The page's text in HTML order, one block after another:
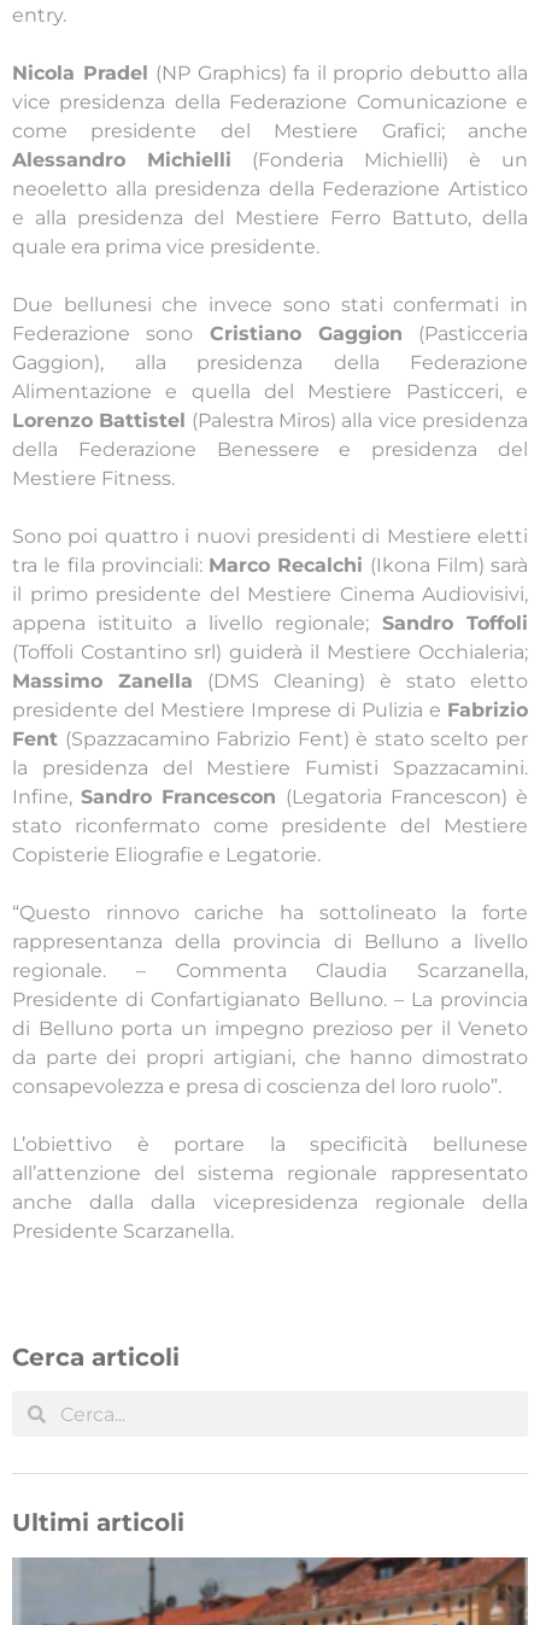
entry.
Nicola Pradel (NP Graphics) fa il proprio debutto alla
vice presidenza della Federazione Comunicazione e
come presidente del Mestiere Grafici; anche
Alessandro Michielli (Fonderia Michielli) è un
neoeletto alla presidenza della Federazione Artistico
e alla presidenza del Mestiere Ferro Battuto, della
quale era prima vice presidente.
Due bellunesi che invece sono stati confermati in
Federazione sono Cristiano Gaggion (Pasticceria
Gaggion), alla presidenza della Federazione
Alimentazione e quella del Mestiere Pasticceri, e
Lorenzo Battistel (Palestra Miros) alla vice presidenza
della Federazione Benessere e presidenza del
Mestiere Fitness.
Sono poi quattro i nuovi presidenti di Mestiere eletti
tra le fila provinciali: Marco Recalchi (Ikona Film) sarà
il primo presidente del Mestiere Cinema Audiovisivi,
appena istituito a livello regionale; Sandro Toffoli
(Toffoli Costantino srl) guiderà il Mestiere Occhialeria;
Massimo Zanella (DMS Cleaning) è stato eletto
presidente del Mestiere Imprese di Pulizia e Fabrizio
Fent (Spazzacamino Fabrizio Fent) è stato scelto per
la presidenza del Mestiere Fumisti Spazzacamini.
Infine,Sandro Francescon (Legatoria Francescon) è
stato riconfermato come presidente del Mestiere
Copisterie Eliografie e Legatorie.
“Questo rinnovo cariche ha sottolineato la forte
rappresentanza della provincia di Belluno a livello
regionale. – Commenta Claudia Scarzanella,
Presidente di Confartigianato Belluno. – La provincia
di Belluno porta un impegno prezioso per il Veneto
da parte dei propri artigiani, che hanno dimostrato
consapevolezza e presa di coscienza del loro ruolo”.
L’obiettivo è portare la specificità bellunese
all’attenzione del sistema regionale rappresentato
anche dalla dalla vicepresidenza regionale della
Presidente Scarzanella.
Cerca articoli
Ultimi articoli